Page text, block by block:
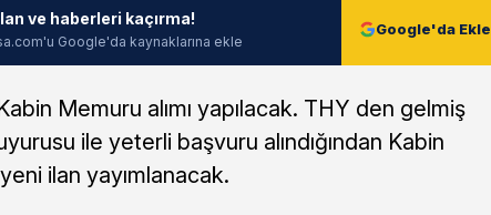
ve haberleri kaçırma!
Google'da kaynaklarına ekle
Google'da Ekle
Memuru alımı yapılacak. THY den gelmiş
ile yeterli başvuru alındığından Kabin
ilan yayımlanacak.